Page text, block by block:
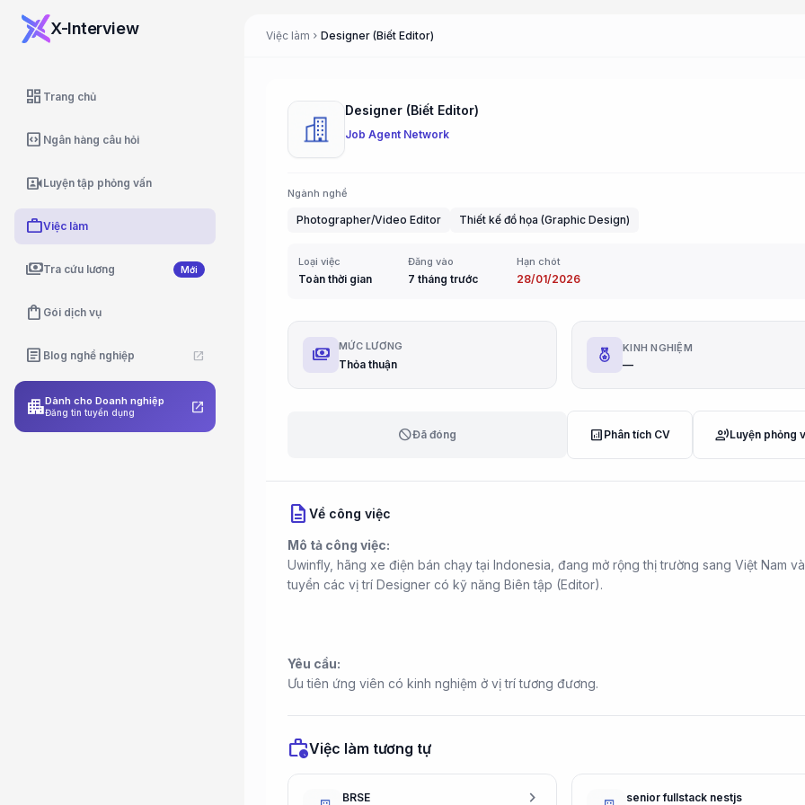
X-Interview
dashboard Trang chủ
code_blocks Ngân hàng câu hỏi
video_camera_frontLuyện tập phỏng vấn
workViệc làm
paymentsTra cứu lương Mới
shopping_bag Gói dịch vụ
article Blog nghề nghiệp open_in_new
apartmentDành cho Doanh nghiệp
Đăng tin tuyển dụng open_in_new
Việc làm chevron_right Designer (Biết Editor)
Designer (Biết Editor)
Job Agent Network
Ngành nghề
Photographer/Video Editor Thiết kế đồ họa (Graphic Design)
Loại việc
Toàn thời gian
Đăng vào
7 tháng trước
Hạn chót
28/01/2026
payments MỨC LƯƠNG
Thỏa thuận
KINH NGHIỆM
—
blockĐã đóng analytics Phân tích CV record_voice_overLuyện phỏng
description Về công việc
Mô tả công việc:
Uwinfly, hãng xe điện bán chạy tại Indonesia, đang mở rộng thị trường sang Việt Nam
tuyển các vị trí Designer có kỹ năng Biên tập (Editor).
Yêu cầu:
Ưu tiên ứng viên có kinh nghiệm ở vị trí tương đương.
work_historyViệc làm tương tự
BRSE chevron_right senior fullstack nestjs